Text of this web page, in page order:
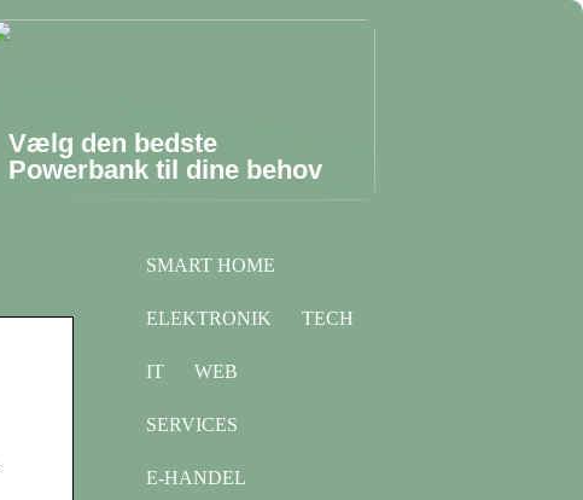
Vælg den bedste
Powerbank til dine behov
SMART HOME
ELEKTRONIK TECH
IT WEB
SERVICES
E-HANDEL